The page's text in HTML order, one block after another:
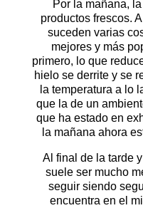
Por la mañana,
productos frescos.
suceden varias
mejores y más
primero, lo que
hielo se derrite y se
la temperatura a lo
que la de un
que ha estado en
la mañana ahora
Al final de la tarde
suele ser mucho
seguir siendo
encuentra en el